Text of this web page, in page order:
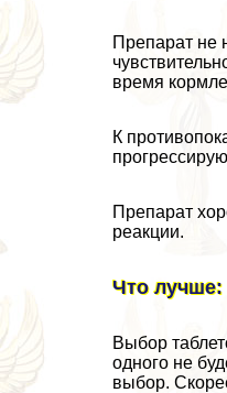
Препарат не
время
К
Препарат
реакции.
Что лучше:
Выбор
одного не
выбор.